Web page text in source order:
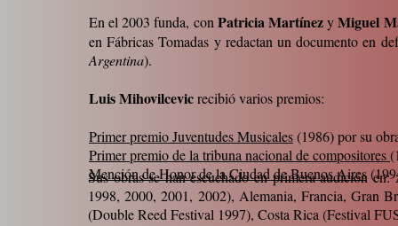
En el 2003 funda, con Patricia MartínezyMiguel
en Fábricas Tomadas y redactan un documento en
Argentina).
Luis Mihovilcevicrecibió varios premios:
Primer premio Juventudes Musicales(1986) por su
Primer premio de la tribuna nacional de compositores
Mención de Honor de la Ciudad de Buenos Aires
Sus obras se han escuchado en primera audición
1998, 2000, 2001, 2002), Alemania, Francia, Gran
(Double Reed Festival 1997), Costa Rica (Festival